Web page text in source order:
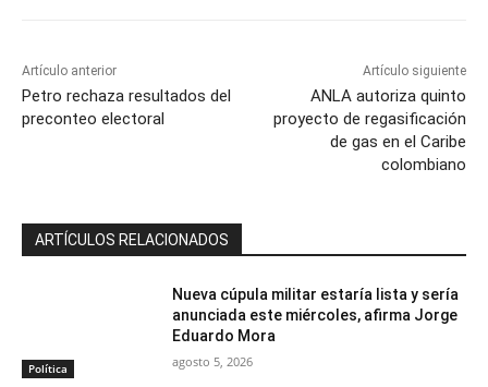
Artículo anterior
Petro rechaza resultados del
preconteo electoral
Artículo siguiente
ANLA autoriza quinto
proyecto de regasificación
de gas en el Caribe
colombiano
ARTÍCULOS RELACIONADOS
Política
Nueva cúpula militar estaría lista y sería
anunciada este miércoles, afirma Jorge
Eduardo Mora
agosto 5, 2026